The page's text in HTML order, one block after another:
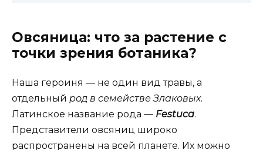
Овсяница: что за растение с
точки зрения ботаника?
Наша героиня — не один вид травы, а
отдельный род в семействе Злаковых.
Латинское название рода — Festuca.
Представители овсяниц широко
распространены на всей планете. Их можно